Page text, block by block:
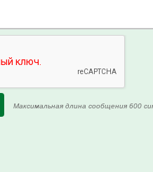
Максимальная длина сообщения 600